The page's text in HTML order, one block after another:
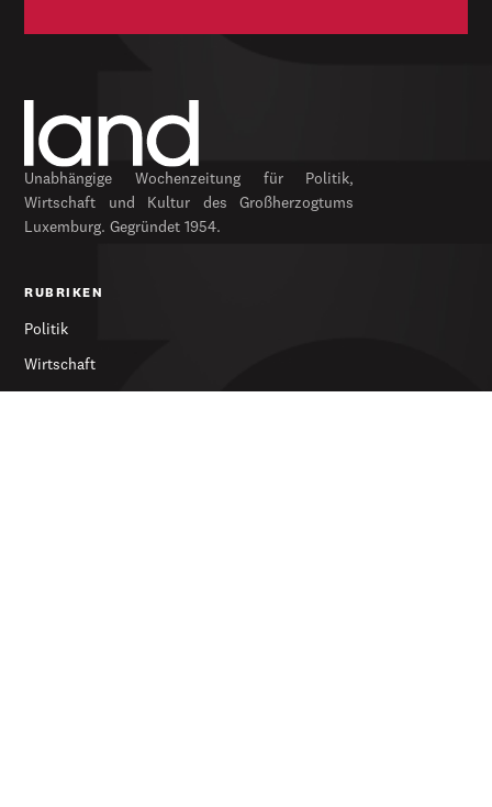
Unabhängige Wochenzeitung für Politik,
Wirtschaft und Kultur des Großherzogtums
Luxemburg. Gegründet 1954.
RUBRIKEN
Politik
Wirtschaft